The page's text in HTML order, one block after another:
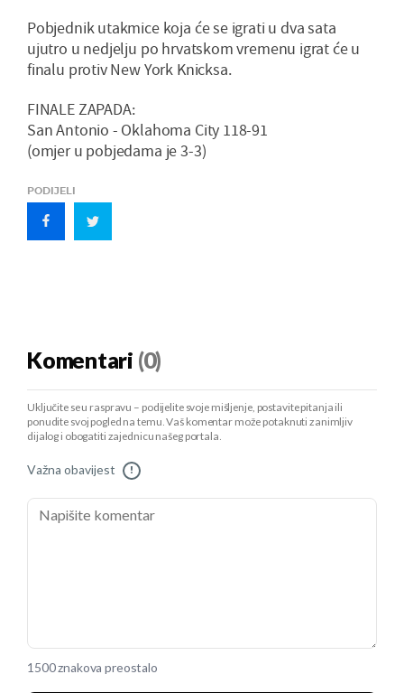
Pobjednik utakmice koja će se igrati u dva sata
ujutro u nedjelju po hrvatskom vremenu igrat će u
finalu protiv New York Knicksa.
FINALE ZAPADA:
San Antonio - Oklahoma City 118-91
(omjer u pobjedama je 3-3)
PODIJELI
Komentari (0)
Uključite se u raspravu – podijelite svoje mišljenje, postavite pitanja ili
ponudite svoj pogled na temu. Vaš komentar može potaknuti zanimljiv
dijalog i obogatiti zajednicu našeg portala.
Važna obavijest !
1500 znakova preostalo